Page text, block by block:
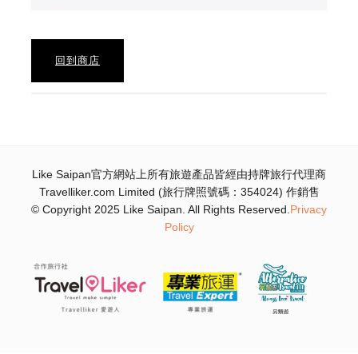
回到商店
Like Saipan官方網站上所有旅遊產品皆經由持牌旅行代理商
Travelliker.com Limited (旅行牌照號碼：354024) 作銷售
© Copyright 2025 Like Saipan. All Rights Reserved. Privacy
Policy